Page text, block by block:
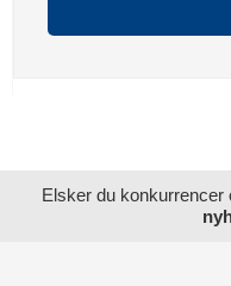
Elsker du konkurrencer